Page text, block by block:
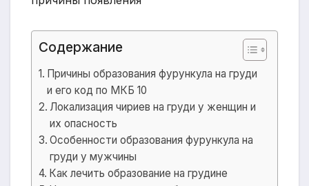
Содержание
Причины образования фурункула на груди
и его код по МКБ 10
Локализация чириев на груди у женщин и
их опасность
Особенности образования фурункула на
груди у мужчины
Как лечить образование на грудине